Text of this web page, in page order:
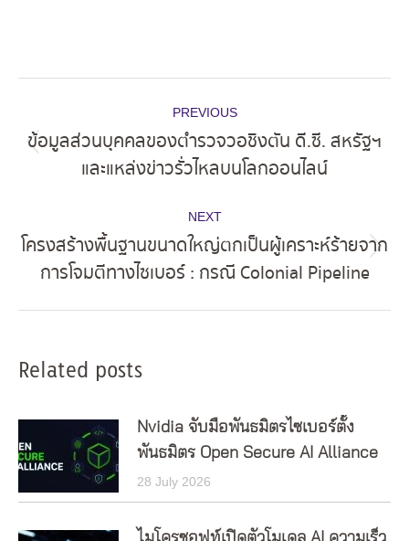
navigation
PREVIOUS
Previous
post:
ข้อมูลส่วนบุคคลของตำรวจวอชิงตัน ดี.ซี. สหรัฐฯ
และแหล่งข่าวรั่วไหลบนโลกออนไลน์
NEXT
Next
post:
โครงสร้างพื้นฐานขนาดใหญ่ตกเป็นผู้เคราะห์ร้ายจาก
การโจมตีทางไซเบอร์ : กรณี Colonial Pipeline
Related posts
Nvidia จับมือพันธมิตรไซเบอร์ตั้ง
พันธมิตร Open Secure AI Alliance
28 July 2026